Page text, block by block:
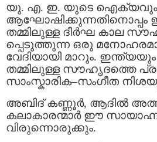
യു. എ. ഇ. യുടെ ഐക്യവും
ആഘോഷിക്കുന്നതിനൊപ്പം
തമ്മിലുള്ള ദീർഘ കാല
പ്പെടുത്തുന്ന ഒരു
വേദിയായി മാറും.
തമ്മിലുള്ള സൗഹൃദത്തെ
സാംസ്കാരിക–സംഗീത
അബിദ് കണ്ണൂർ, ആദിൽ
കലാകാരന്മാർ ഈ
വിരുന്നൊരുക്കും.